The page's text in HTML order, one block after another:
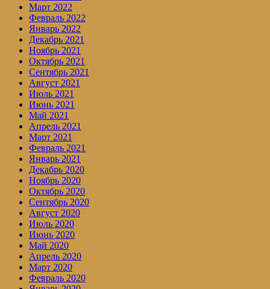
Март 2022
Февраль 2022
Январь 2022
Декабрь 2021
Ноябрь 2021
Октябрь 2021
Сентябрь 2021
Август 2021
Июль 2021
Июнь 2021
Май 2021
Апрель 2021
Март 2021
Февраль 2021
Январь 2021
Декабрь 2020
Ноябрь 2020
Октябрь 2020
Сентябрь 2020
Август 2020
Июль 2020
Июнь 2020
Май 2020
Апрель 2020
Март 2020
Февраль 2020